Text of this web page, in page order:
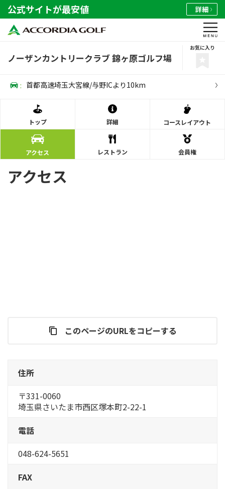
公式サイトが最安値 詳細
ノーザンカントリークラブ 錦ヶ原ゴルフ場
お気に入り
: 首都高速埼玉大宮線/与野ICより10km
トップ 詳細 コースレイアウト
アクセス レストラン 会員権
アクセス
このページのURLをコピーする
住所
〒331-0060
埼玉県さいたま市西区塚本町2-22-1
電話
048-624-5651
FAX